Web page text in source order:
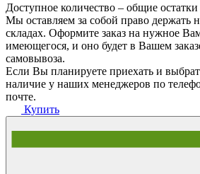
Доступное количество – общие остатки
Мы оставляем за собой право держать
складах. Оформите заказ на нужное
имеющегося, и оно будет в Вашем
самовывоза.
Если Вы планируете приехать и
наличие у наших менеджеров по
почте.
Купить